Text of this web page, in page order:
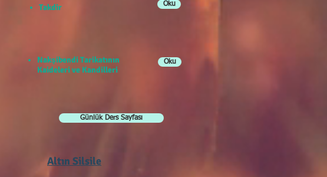
Günlük Ders Sayfası
Altın Silsile
Takdir Oku
Nakşibendi Tarikatının
Kaideleri ve Kandilleri
Oku